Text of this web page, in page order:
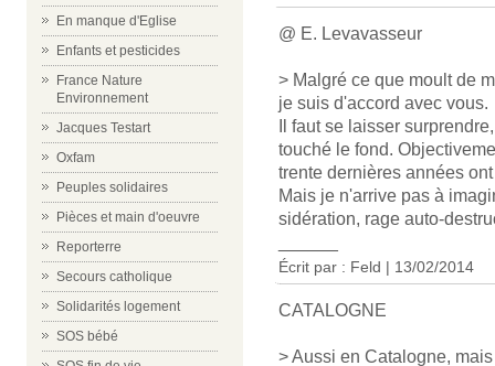
En manque d'Eglise
Enfants et pesticides
France Nature
Environnement
Jacques Testart
Oxfam
Peuples solidaires
Pièces et main d'oeuvre
Reporterre
Secours catholique
Solidarités logement
SOS bébé
@ E. Levavasseur
> Malgré ce que moult de
je suis d'accord avec vous.
Il faut se laisser
touché le fond.
trente dernières années
Mais je n'arrive pas à
sidération, rage auto-
Écrit par : Feld | 13/02/2014
CATALOGNE
> Aussi en Catalogne,